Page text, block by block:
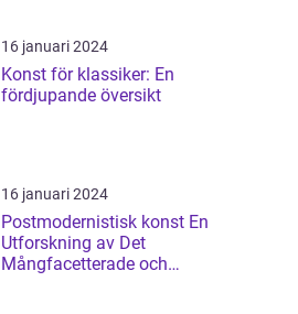
16 januari 2024
Konst för klassiker: En
fördjupande översikt
16 januari 2024
Postmodernistisk konst En
Utforskning av Det
Mångfacetterade och